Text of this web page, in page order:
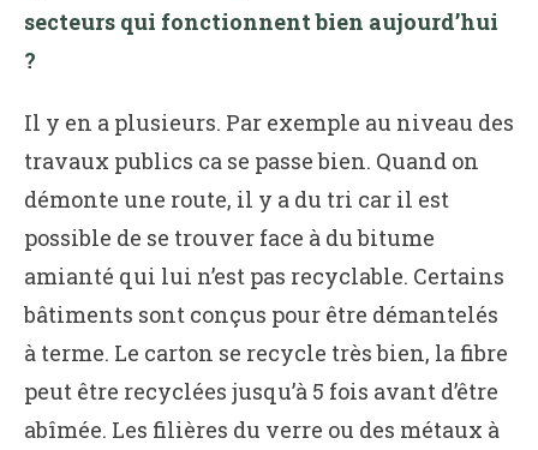
secteurs qui fonctionnent bien aujourd’hui
?
Il y en a plusieurs. Par exemple au niveau des
travaux publics ca se passe bien. Quand on
démonte une route, il y a du tri car il est
possible de se trouver face à du bitume
amianté qui lui n’est pas recyclable. Certains
bâtiments sont conçus pour être démantelés
à terme. Le carton se recycle très bien, la fibre
peut être recyclées jusqu’à 5 fois avant d’être
abîmée. Les filières du verre ou des métaux à